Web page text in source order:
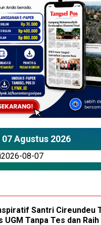
Agustus 2026
Santri Cireundeu
UGM Tanpa Tes dan